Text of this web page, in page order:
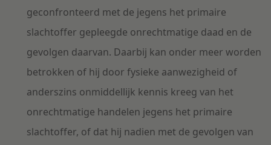
geconfronteerd met de jegens het primaire
slachtoffer gepleegde onrechtmatige daad en de
gevolgen daarvan. Daarbij kan onder meer worden
betrokken of hij door fysieke aanwezigheid of
anderszins onmiddellijk kennis kreeg van het
onrechtmatige handelen jegens het primaire
slachtoffer, of dat hij nadien met de gevolgen van